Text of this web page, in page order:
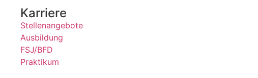
Karriere
Stellenangebote
Ausbildung
FSJ/BFD
Praktikum